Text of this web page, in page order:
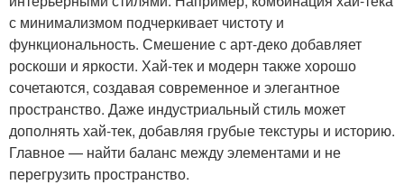
с минимализмом подчеркивает чистоту и
функциональность. Смешение с арт-деко добавляет
роскоши и яркости. Хай-тек и модерн также хорошо
сочетаются, создавая современное и элегантное
пространство. Даже индустриальный стиль может
дополнять хай-тек, добавляя грубые текстуры и историю.
Главное — найти баланс между элементами и не
перегрузить пространство.